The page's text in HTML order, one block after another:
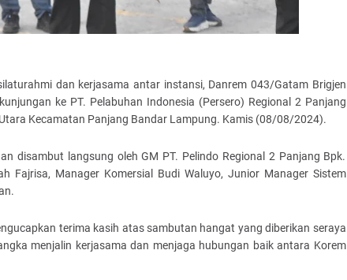
dan kerjasama antar instansi, Danrem 043/Gatam Brigjen
ke PT. Pelabuhan Indonesia (Persero) Regional 2 Panjang
Kecamatan Panjang Bandar Lampung. Kamis (08/08/2024).
disambut langsung oleh GM PT. Pelindo Regional 2 Panjang Bpk.
Fajrisa, Manager Komersial Budi Waluyo, Junior Manager Sistem
terima kasih atas sambutan hangat yang diberikan seraya
menjalin kerjasama dan menjaga hubungan baik antara Korem